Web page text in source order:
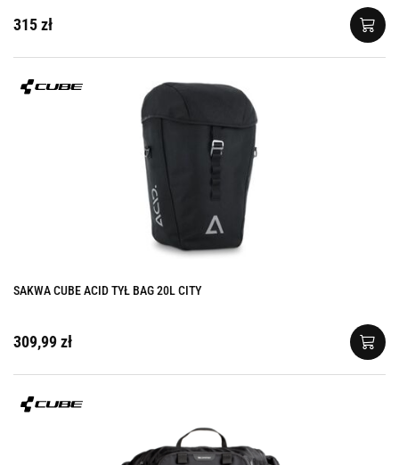
315 zł
SAKWA CUBE ACID TYŁ BAG 20L CITY
309,99 zł